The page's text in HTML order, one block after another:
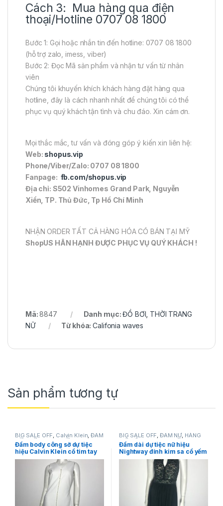
Cách 3: Mua hàng qua điện
thoại/Hotline 0707 08 1800
Bước 1: Gọi hoặc nhắn tin đến hotline: 0707 08 1800
(hỗ trợ zalo, imess, viber)
Bước 2: Đọc Mã sản phẩm và nhận tư vấn từ nhân
viên
Chúng tôi khuyến khích khách hàng đặt hàng qua
hotline, đây là cách nhanh nhất để chúng tôi có thể
phục vụ quý khách tận tình và chu đáo. Xin cám ơn.
Mọi thắc mắc, tư vấn và đóng góp ý kiến xin liên hệ:
Web: shopus.vip
Phone/Viber/Zalo: 0707 08 1800
Fanpage: fb.com/shopus.vip
Địa chỉ: S502 Vinhomes Grand Park, Nguyễn
Xiển, TP. Thủ Đức, Tp Hồ Chí Minh
NHẬN ORDER TẤT CẢ HÀNG HÓA CÓ BÁN TẠI MỸ
ShopUS HÂN HẠNH ĐƯỢC PHỤC VỤ QUÝ KHÁCH !
Mã:8847 Danh mục:ĐỒ BƠI THỜI TRANG
NỮ
Từ khóa:Califonia waves
Sản phẩm tương tự
BIG SALE OFF, Calvin Klein,ĐẦM
NỮ, THỜI TRANG NỮ
Đầm body công sở dự tiệc
hiệu Calvin Klein cổ tim tay
ngắn màu trắng size 2 chính
BIG SALE OFF,ĐẦM NỮ, HÀNG
MỚI VỀ , Nightway THỜI TRANG
NỮ
Đầm dài dự tiệc nữ hiệu
Nightway đính kim sa cổ yếm
không tay khoét ngực màu
xanh size 8P chính hãng